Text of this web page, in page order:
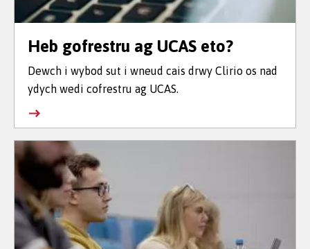
Heb gofrestru ag UCAS eto?
Dewch i wybod sut i wneud cais drwy Clirio os nad
ydych wedi cofrestru ag UCAS.